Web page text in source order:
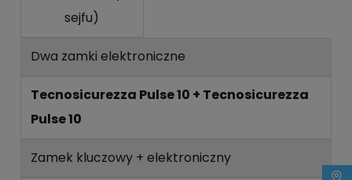
sejfu)
Dwa zamki elektroniczne
Tecnosicurezza Pulse 10 + Tecnosicurezza
Pulse 10
Zamek kluczowy + elektroniczny